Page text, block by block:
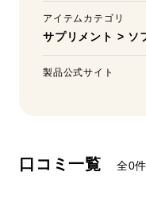
アイテムカテゴリ
サプリメント > ソ
製品公式サイト
口コミ一覧 全0件